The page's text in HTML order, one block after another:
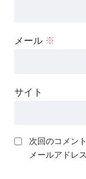
メール ※
サイト
次回のコメン
メールアドレ